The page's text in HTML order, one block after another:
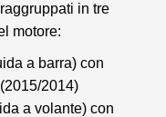
in tre
motore:
a barra) con
2014)
a volante) con